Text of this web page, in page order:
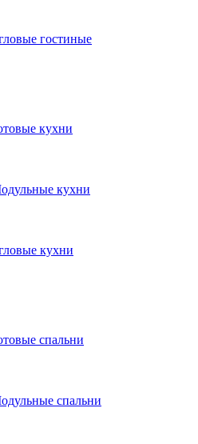
гостиные
кухни
кухни
кухни
спальни
спальни